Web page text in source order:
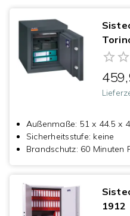
Außenmaße: 51 x 44.5 x
Sicherheitsstufe: keine
Brandschutz: 60 Minuten
1912